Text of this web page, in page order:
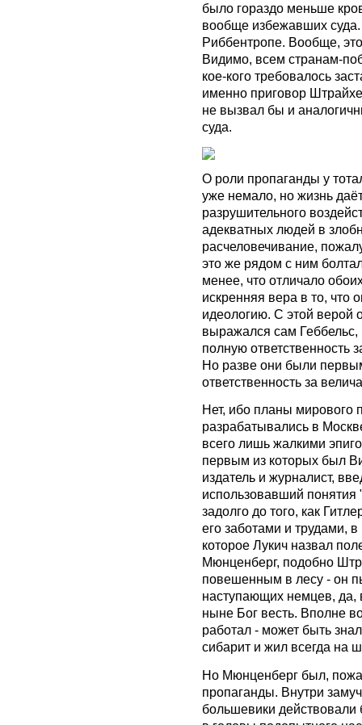
было гораздо меньше
вообще избежавших
Риббентропе. Вообще,
Видимо, всем странам-
кое-кого требовалось
именно приговор
не вызвал бы и
суда.
О роли пропаганды у
уже немало, но жизнь
разрушительного
адекватных людей в
расчеловечивание,
это же рядом с ним
менее, что отличало
искренняя вера в то, что
идеологию. С этой верой
выражался сам Геббельс,
полную ответственность
Но разве они были
ответственность за
Нет, ибо планы мирового
разрабатывались в
всего лишь жалкими
первым из которых был
издатель и журналист,
использовавший
задолго до того, как
его заботами и трудами,
которое Лукич назвал
Мюнценберг, подобно
повешенным в лесу - он
наступающих немцев, да,
ныне Бог весть. Вполне
работал - может быть
сибарит и жил всегда на
Но Мюнценберг был,
пропаганды. Внутри
большевики